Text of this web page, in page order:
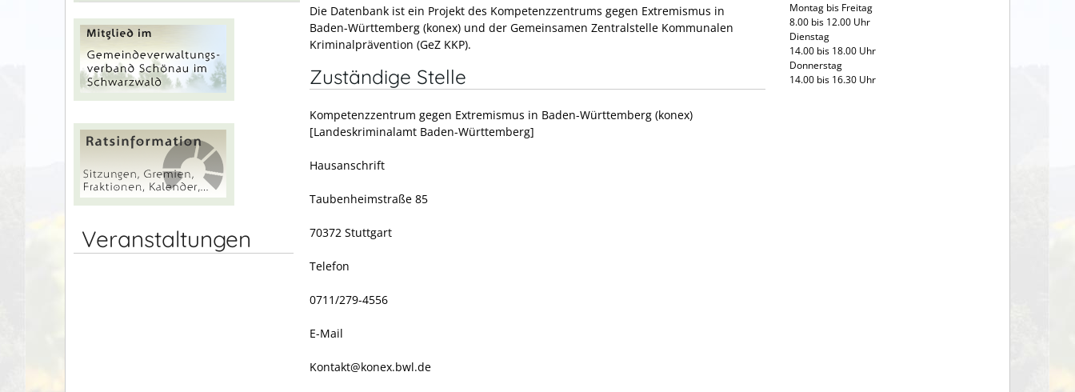
Veranstaltungen
Die Datenbank ist ein Projekt des Kompetenzzentrums gegen Extremismus in
Baden-Württemberg (konex) und der Gemeinsamen Zentralstelle Kommunalen
Kriminalprävention (GeZ KKP).
Zuständige Stelle
Kompetenzzentrum gegen Extremismus in Baden-Württemberg (konex)
[Landeskriminalamt Baden-Württemberg]
Hausanschrift
Taubenheimstraße 85
70372 Stuttgart
Telefon
0711/279-4556
E-Mail
Kontakt@konex.bwl.de
Montag bis Freitag
8.00 bis 12.00 Uhr
Dienstag
14.00 bis 18.00 Uhr
Donnerstag
14.00 bis 16.30 Uhr